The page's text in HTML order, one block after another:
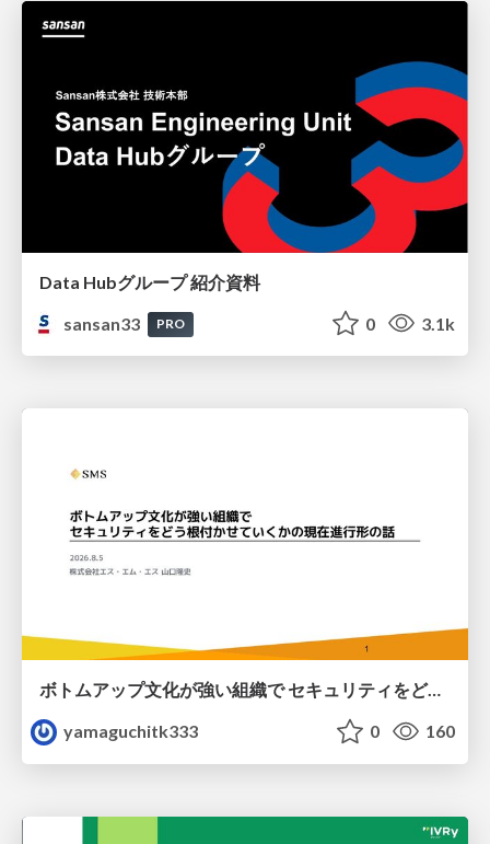
Data Hubグループ 紹介資料
sansan33
PRO 0 3.1k
ボトムアップ文化が強い組織で セキュリティをどう根付かせていくかの現在進行形の話 / Making Security Stick in a Bottom-Up Organization
yamaguchitk333
0 160